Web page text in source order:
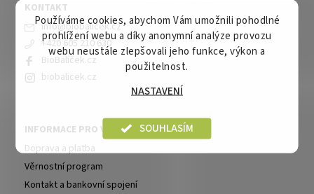
KONTAKT
info@biobalicek.cz
+420 605 210 630
BioBalíček.cz
biobalicek.cz
INFORMACE PRO VÁS
Doprava a platba
Věrnostní program
Kontakt a bankovní spojení
Používáme cookies, abychom Vám umožnili pohodlné
prohlížení webu a díky anonymní analýze provozu
webu neustále zlepšovali jeho funkce, výkon a
použitelnost.
NASTAVENÍ
SOUHLASÍM